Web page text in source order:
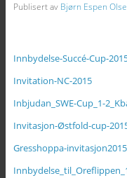
Publisert av Bjørn Espen
Innbydelse-Succé-Cup-
Invitation-NC-2015
Inbjudan_SWE-Cup_1-
Invitasjon-Østfold-cup-
Gresshoppa-invitasjon2015